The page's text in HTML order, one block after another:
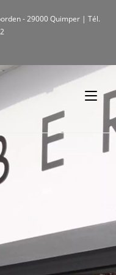
- 29000 Quimper | Tél.